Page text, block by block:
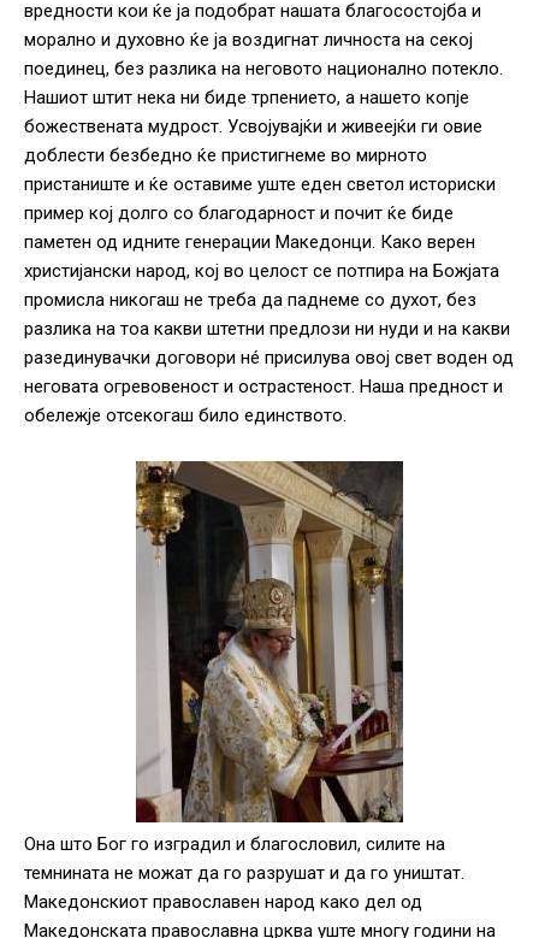
вредности кои ќе ја подобрат нашата благосостојба и
морално и духовно ќе ја воздигнат личноста на секој
поединец, без разлика на неговото национално потекло.
Нашиот штит нека ни биде трпението, а нашето копје
божествената мудрост. Усвојувајќи и живеејќи ги овие
доблести безбедно ќе пристигнеме во мирното
пристаниште и ќе оставиме уште еден светол историски
пример кој долго со благодарност и почит ќе биде
паметен од идните генерации Македонци. Како верен
христијански народ, кој во целост се потпира на Божјата
промисла никогаш не треба да паднеме со духот, без
разлика на тоа какви штетни предлози ни нуди и на какви
разединувачки договори нé присилува овој свет воден од
неговата огревовеност и острастеност. Наша предност и
обележје отсекогаш било единството.
Она што Бог го изградил и благословил, силите на
темнината не можат да го разрушат и да го уништат.
Македонскиот православен народ како дел од
Македонската православна црква уште многу години на